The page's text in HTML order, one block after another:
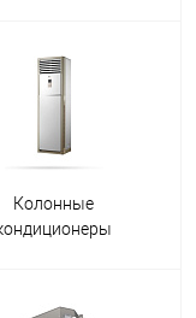
Колонные